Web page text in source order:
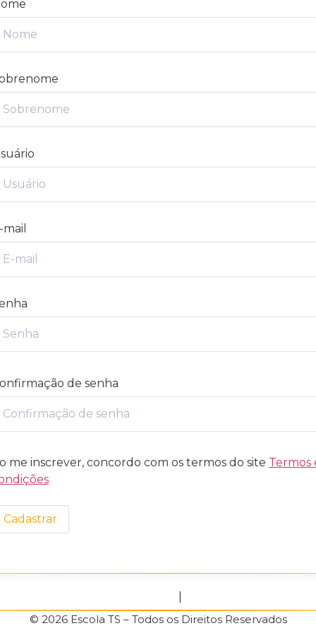
mail
de senha
me inscrever, concordo com os termos do site Termos
Cadastrar
© 2026 Escola TS – Todos os Direitos Reservados